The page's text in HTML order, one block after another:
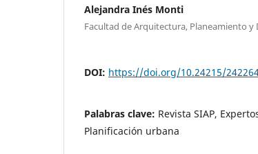
Alejandra Inés Monti
Facultad de Arquitectura, Planeamiento y
DOI: https://doi.org/10.24215/
Palabras clave: Revista SIAP,
Planificación urbana